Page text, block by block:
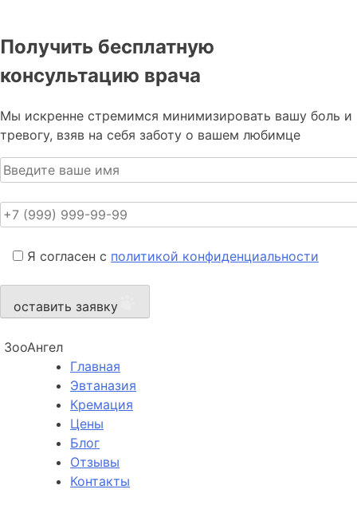
Получить бесплатную
консультацию врача
Мы искренне стремимся минимизировать вашу боль и
тревогу, взяв на себя заботу о вашем любимце
Я согласен с политикой конфиденциальности
оставить заявку
ЗооАнгел
Главная
Эвтаназия
Кремация
Цены
Блог
Отзывы
Контакты